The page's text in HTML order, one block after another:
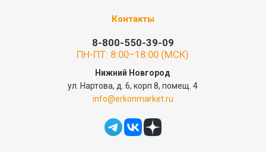
Контакты
8-800-550-39-09
ПН-ПТ: 8:00–18:00 (МСК)
Нижний Новгород
ул. Нартова, д. 6, корп 8, помещ. 4
info@erkonmarket.ru